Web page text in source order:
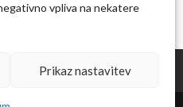
vpliva na nekatere
Prikaz nastavitev